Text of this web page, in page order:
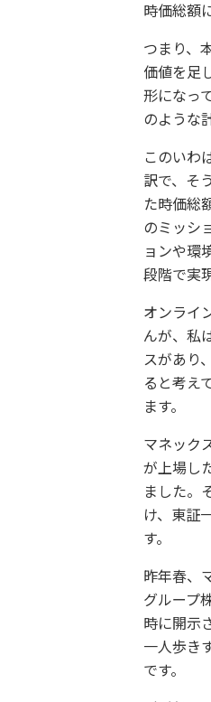
時価総額
つまり、
価値を足
形になっ
のような
このいわ
訳で、そ
た時価総
のミッシ
ョンや環
段階で実
オンライ
んが、私
スがあり
ると考え
ます。
マネック
が上場し
ました。
け、東証
す。
昨年春、
グループ
時に開示
一人歩き
です。